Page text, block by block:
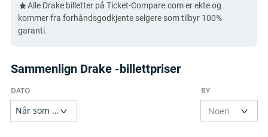
Alle Drake billetter på Ticket-Compare.com er ekte og
kommer fra forhåndsgodkjente selgere som tilbyr 100%
garanti.
Sammenlign Drake -billettpriser